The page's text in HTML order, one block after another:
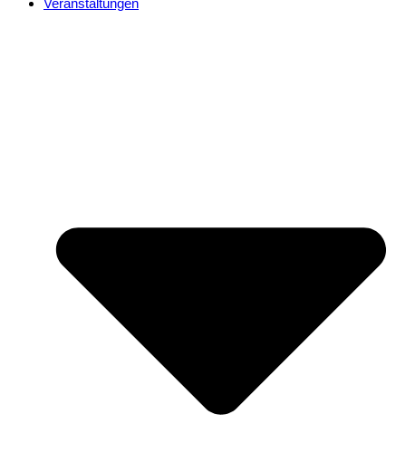
Veranstaltungen